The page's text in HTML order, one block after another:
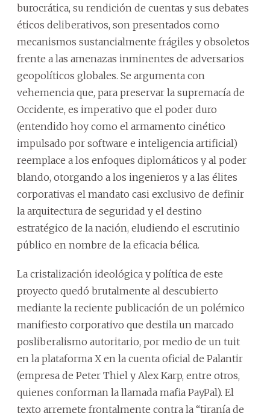
burocrática, su rendición de cuentas y sus debates
éticos deliberativos, son presentados como
mecanismos sustancialmente frágiles y obsoletos
frente a las amenazas inminentes de adversarios
geopolíticos globales. Se argumenta con
vehemencia que, para preservar la supremacía de
Occidente, es imperativo que el poder duro
(entendido hoy como el armamento cinético
impulsado por software e inteligencia artificial)
reemplace a los enfoques diplomáticos y al poder
blando, otorgando a los ingenieros y a las élites
corporativas el mandato casi exclusivo de definir
la arquitectura de seguridad y el destino
estratégico de la nación, eludiendo el escrutinio
público en nombre de la eficacia bélica.
La cristalización ideológica y política de este
proyecto quedó brutalmente al descubierto
mediante la reciente publicación de un polémico
manifiesto corporativo que destila un marcado
posliberalismo autoritario, por medio de un tuit
en la plataforma X en la cuenta oficial de Palantir
(empresa de Peter Thiel y Alex Karp, entre otros,
quienes conforman la llamada mafia PayPal). El
texto arremete frontalmente contra la “tiranía de